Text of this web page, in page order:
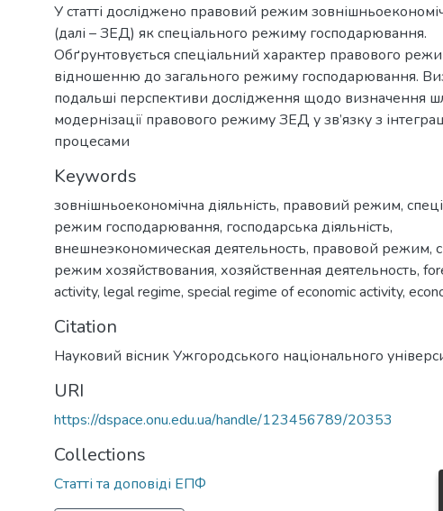
У статті досліджено правовий режим
(далі – ЗЕД) як спеціального режиму господарювання.
Обґрунтовується спеціальний характер правового
відношенню до загального режиму господарювання.
подальші перспективи дослідження щодо визначення
модернізації правового режиму ЗЕД у зв’язку з
процесами
Keywords
зовнішньоекономічна діяльність, правовий режим,
режим господарювання, господарська діяльність,
внешнеэкономическая деятельность, правовой режим,
режим хозяйствования, хозяйственная деятельность,
activity, legal regime, special regime of economic activity,
Citation
Науковий вісник Ужгородського національного
URI
https://dspace.onu.edu.ua/handle/123456789/20353
Collections
Статті та доповіді ЕПФ